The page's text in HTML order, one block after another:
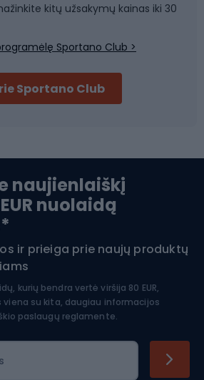
sportui
kitų užsakymų kainas iki 30
Sportano Club >
Sportano Club
naujienlaiškį
nuolaidą
ir prieiga prie naujų produktų
kurių bendra vertė viršija 80 EUR,
viena su kita, daugiau informacijos
paslaugų reglamente.